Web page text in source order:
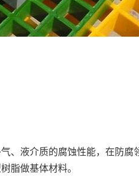
液介质的腐蚀性能，在防腐
脂做基体材料。